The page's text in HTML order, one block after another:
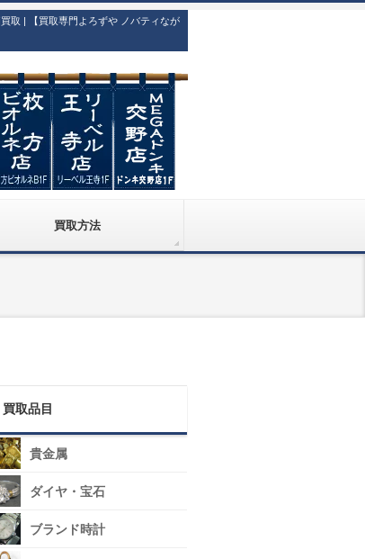
取 | 【買取専門よろずや ノバティなが
買取方法
買取品目
貴金属
ダイヤ・宝石
ブランド時計